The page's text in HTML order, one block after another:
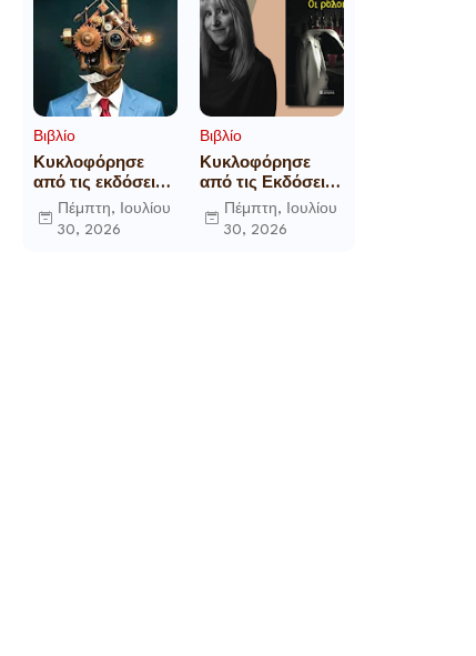
Βιβλίο
Κυκλοφόρησε
από τις εκδόσεις
Gema το
μυθιστόρημα του
Πέμπτη, Ιουλίου
30, 2026
Βιβλίο
Κυκλοφόρησε
από τις Εκδόσεις
Επίμετρο το
αστυνομικό
Πέμπτη, Ιουλίου
30, 2026